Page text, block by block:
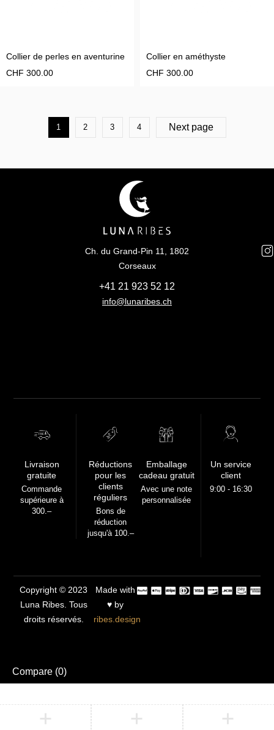
Collier de perles en aventurine
CHF 300.00
Collier en améthyste
CHF 300.00
1 2 3 4 Next page
Ch. du Grand-Pin 11, 1802
Corseaux
+41 21 923 52 12
info@lunaribes.ch
FREE
Livraison
gratuite
Commande
supérieure à
300.–
Réductions
pour les
clients
réguliers
Bons de
réduction
jusqu'à 100.–
Emballage
cadeau gratuit
Avec une note
personnalisée
Un service
client
9:00 - 16:30
Copyright © 2023
Luna Ribes. Tous
droits réservés.
Made with
♥ by
ribes.design
Compare (0)